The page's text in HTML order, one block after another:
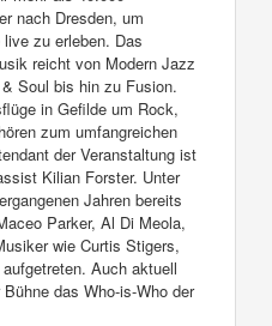
nach Dresden, um
zu erleben. Das
reicht von Modern Jazz
Soul bis hin zu Fusion.
in Gefilde um Rock,
zum umfangreichen
der Veranstaltung ist
Kilian Forster. Unter
Jahren bereits
Parker, Al Di Meola,
wie Curtis Stigers,
Auch aktuell
das Who-is-Who der